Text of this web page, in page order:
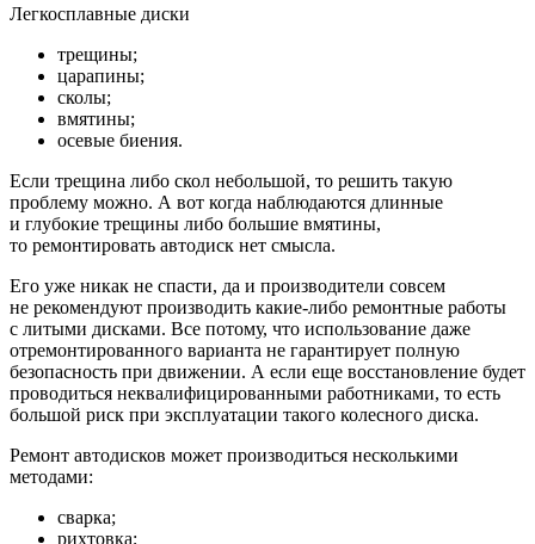
Легкосплавные диски
трещины;
царапины;
сколы;
вмятины;
осевые биения.
Если трещина либо скол небольшой, то решить такую
проблему можно. А вот когда наблюдаются длинные
и глубокие трещины либо большие вмятины,
то ремонтировать автодиск нет смысла.
Его уже никак не спасти, да и производители совсем
не рекомендуют производить какие-либо ремонтные работы
с литыми дисками. Все потому, что использование даже
отремонтированного варианта не гарантирует полную
безопасность при движении. А если еще восстановление будет
проводиться неквалифицированными работниками, то есть
большой риск при эксплуатации такого колесного диска.
Ремонт автодисков может производиться несколькими
методами:
сварка;
рихтовка;